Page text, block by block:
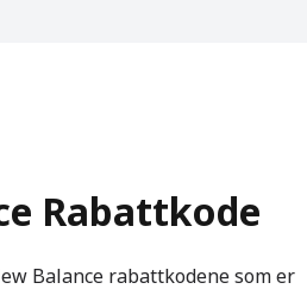
Rabattkode
Balance rabattkodene som er